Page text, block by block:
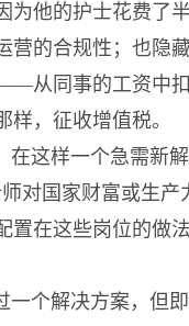
为他的护士花费了
营的合规性；也隐
从同事的工资中
样，征收增值税。
在这样一个急需新
对国家财富或生
置在这些岗位的做
一个解决方案，但